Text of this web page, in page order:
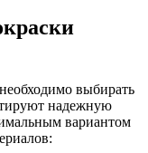
выбирать
надежную
вариантом